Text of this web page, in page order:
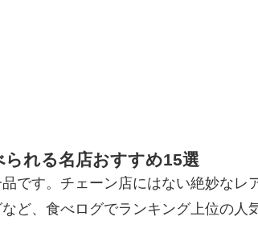
れる名店おすすめ15選
です。チェーン店にはない絶妙な
ど、食べログでランキング上位の人